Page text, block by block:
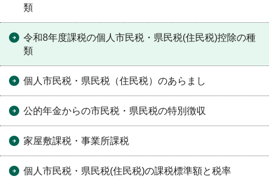
類
令和8年度課税の個人市民税・県民税(住民税)控除の種
類
個人市民税・県民税（住民税）のあらまし
公的年金からの市民税・県民税の特別徴収
家屋敷課税・事業所課税
個人市民税・県民税(住民税)の課税標準額と税率